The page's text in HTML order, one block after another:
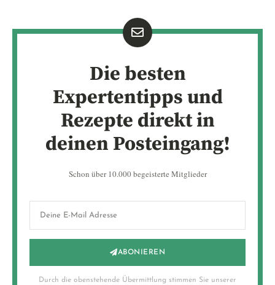
Die besten
Expertentipps und
Rezepte direkt in
deinen Posteingang!
Schon über 10.000 begeisterte Mitglieder
ABONIEREN
Durch die obenstehende Übermittlung stimmen Sie unserer